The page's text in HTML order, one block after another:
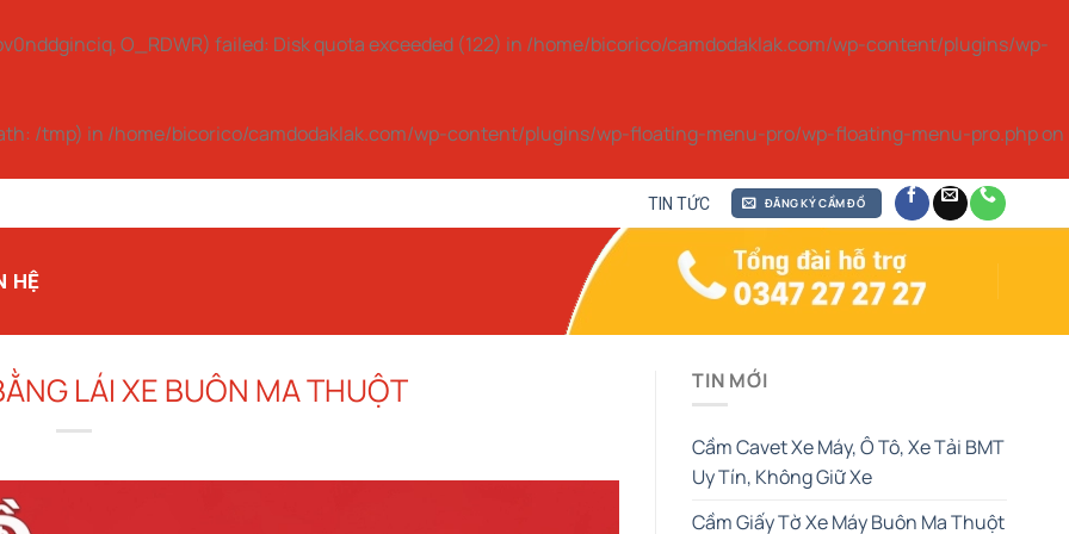
O_RDWR) failed: Disk quota exceeded (122) in /home/bicorico/camdodaklak.com/wp-content/plugins/wp-
/tmp) in /home/bicorico/camdodaklak.com/wp-content/plugins/wp-floating-menu-pro/wp-floating-menu-pro.phpon
TIN TỨC ĐĂNG KÝ CẦM ĐỒ
HỆ
LÁI XE BUÔN MA THUỘT TIN MỚI
Cầm Cavet Xe Máy, Ô Tô, Xe Tải BMT
Uy Tín, Không Giữ Xe
Cầm Giấy Tờ Xe Máy Buôn Ma Thuột